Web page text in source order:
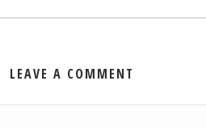
LEAVE A COMMENT